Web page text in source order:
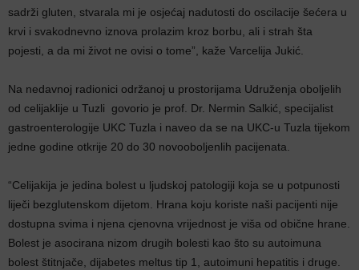
sadrži gluten, stvarala mi je osjećaj nadutosti do oscilacije šećera u
krvi i svakodnevno iznova prolazim kroz borbu, ali i strah šta
pojesti, a da mi život ne ovisi o tome”, kaže Varcelija Jukić.
Na nedavnoj radionici održanoj u prostorijama Udruženja oboljelih
od celijaklije u Tuzli govorio je prof. Dr. Nermin Salkić, specijalist
gastroenterologije UKC Tuzla i naveo da se na UKC-u Tuzla tijekom
jedne godine otkrije 20 do 30 novooboljenlih pacijenata.
“Celijakija je jedina bolest u ljudskoj patologiji koja se u potpunosti
liječi bezglutenskom dijetom. Hrana koju koriste naši pacijenti nije
dostupna svima i njena cjenovna vrijednost je viša od obične hrane.
Bolest je asocirana nizom drugih bolesti kao što su autoimuna
bolest štitnjače, dijabetes meltus tip 1, autoimuni hepatitis i druge.